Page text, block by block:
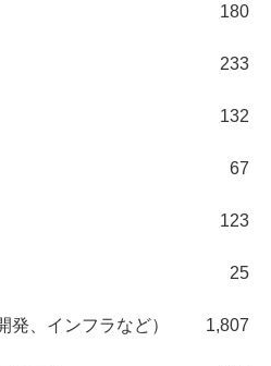
180
233
132
67
123
25
発、インフラなど） 1,807